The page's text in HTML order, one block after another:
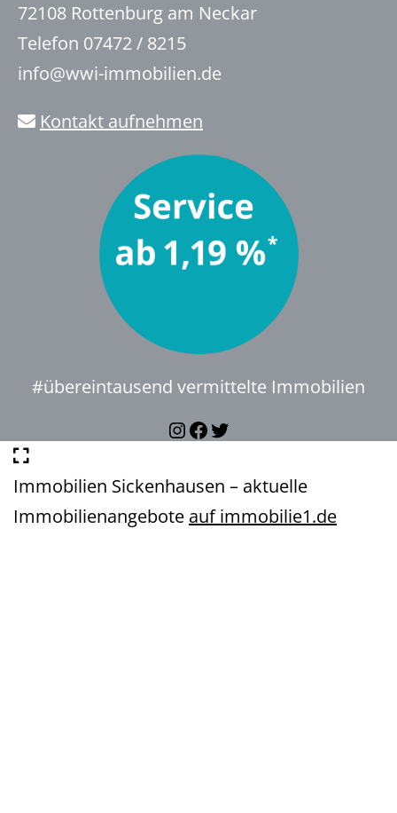
72108 Rottenburg am Neckar
Telefon 07472 / 8215
info@wwi-immobilien.de
Kontakt aufnehmen
#übereintausend vermittelte Immobilien
Instagram
Facebook
Twitter
Immobilien Sickenhausen – aktuelle
Immobilienangebote auf immobilie1.de